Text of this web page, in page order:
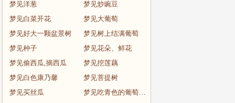
梦见洋葱
梦见炒豌豆
梦见白菜开花
梦见大葡萄
梦见好大一颗盆景树
梦见树上结满葡萄
梦见种子
梦见花朵、鲜花
梦见偷西瓜,摘西瓜
梦见挖莲藕
梦见白色康乃馨
梦见菩提树
梦见买丝瓜
梦见吃青色的葡萄很大